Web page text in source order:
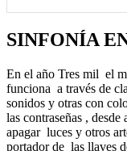
SINFONÍA
En el año Tres mil el
funciona a través de
sonidos y otras con
las contraseñas ,
apagar luces y otros
portador de las llaves